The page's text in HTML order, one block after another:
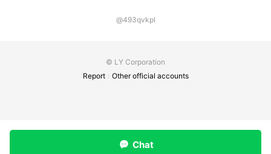
@493qvkpl
© LY Corporation
Report
Other official accounts
Chat